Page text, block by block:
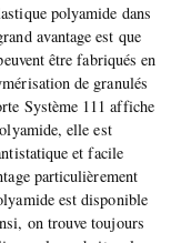
polyamide dans
avantage est que
être fabriqués en
de granulés
Système 111 affiche
elle est
et facile
particulièrement
est disponible
on trouve toujours